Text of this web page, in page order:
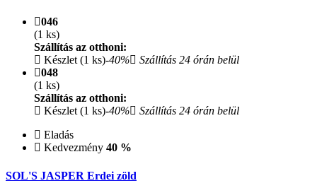
046
(1 ks)
Szállítás az otthoni:
Készlet (1 ks)-40%
Szállítás 24 órán belül
048
(1 ks)
Szállítás az otthoni:
Készlet (1 ks)-40%
Szállítás 24 órán belül
Eladás
Kedvezmény 40 %
SOL'S JASPER Erdei zöld